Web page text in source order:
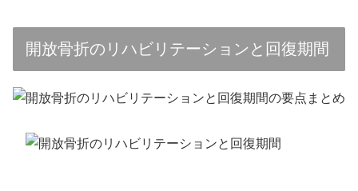
開放骨折のリハビリテーションと回復期間